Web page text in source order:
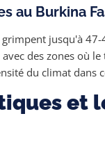
au Burkina
jusqu'à
des zones où
du climat dans
et